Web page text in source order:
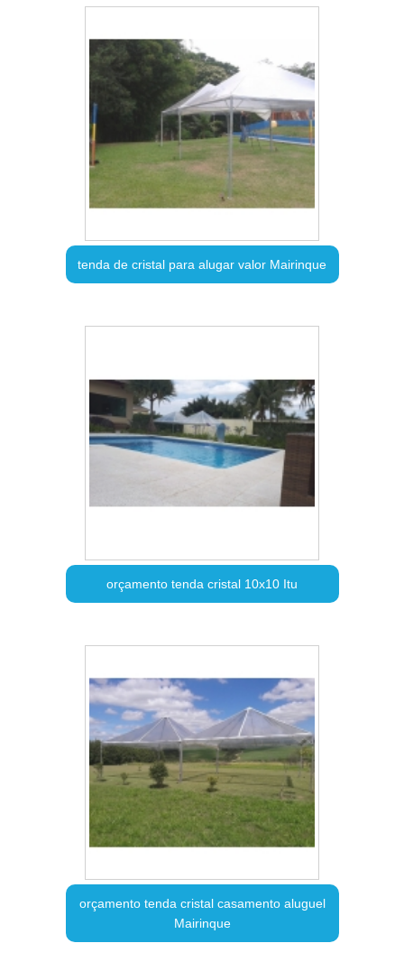
tenda de cristal para alugar valor Mairinque
orçamento tenda cristal 10x10 Itu
orçamento tenda cristal casamento aluguel
Mairinque